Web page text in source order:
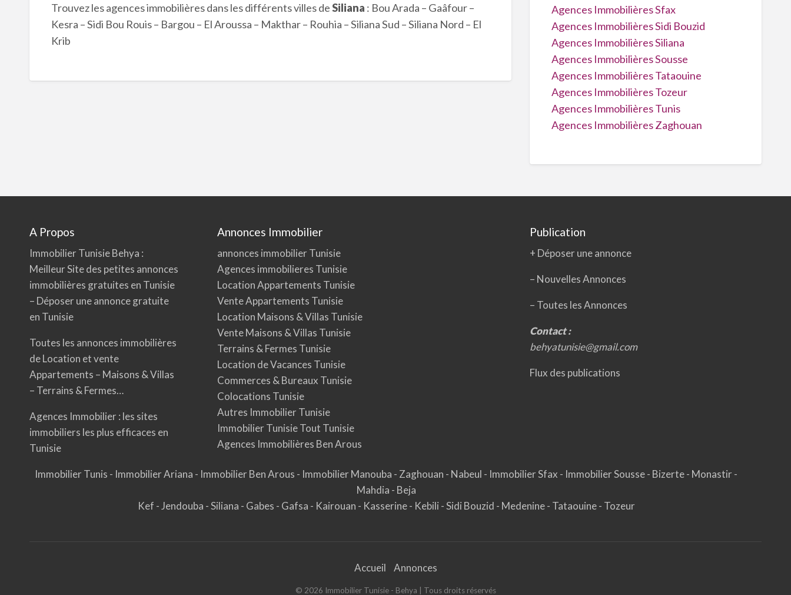
Trouvez les agences immobilières dans les différents villes deSiliana : Bou Arada – Gaâfour –
Kesra – Sidi Bou Rouis – Bargou – El Aroussa – Makthar – Rouhia – Siliana Sud – Siliana Nord – El
Krib
Agences Immobilières Sfax
Agences Immobilières Sidi Bouzid
Agences Immobilières Siliana
Agences Immobilières Sousse
Agences Immobilières Tataouine
Agences Immobilières Tozeur
Agences Immobilières Tunis
Agences Immobilières Zaghouan
A Propos
Immobilier TunisieBehya :
Meilleur Site des petites annonces
immobilières gratuites en Tunisie
– Déposer une annonce gratuite
en Tunisie
Toutes les annonces immobilières
de Location et vente
Appartements – Maisons & Villas
– Terrains & Fermes…
Agences Immobilier : les sites
immobiliers les plus efficaces en
Tunisie
Annonces Immobilier
annonces immobilier Tunisie
Agences immobilieres Tunisie
Location Appartements Tunisie
Vente Appartements Tunisie
Location Maisons & Villas Tunisie
Vente Maisons & Villas Tunisie
Terrains & Fermes Tunisie
Location de Vacances Tunisie
Commerces & Bureaux Tunisie
Colocations Tunisie
Autres Immobilier Tunisie
Immobilier Tunisie Tout Tunisie
Agences Immobilières Ben Arous
Publication
+ Déposer une annonce
– Nouvelles Annonces
– Toutes les Annonces
Contact :
behyatunisie@gmail.com
Flux des publications
Immobilier Tunis - Immobilier Ariana - Immobilier Ben Arous - Immobilier Manouba - Zaghouan - Nabeul - Immobilier Sfax - Immobilier Sousse- Bizerte- Monastir-
Mahdia - Beja
Kef - Jendouba -Siliana - Gabes - Gafsa - Kairouan - Kasserine- Kebili -Sidi Bouzid - Medenine- Tataouine- Tozeur
Accueil Annonces
© 2026 Immobilier Tunisie - Behya | Tous droits réservés